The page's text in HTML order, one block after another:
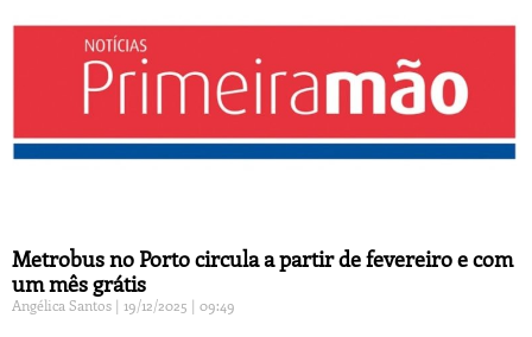
Metrobus no Porto circula a partir de fevereiro e com
um mês grátis
Angélica Santos 19/12/2025 09:49